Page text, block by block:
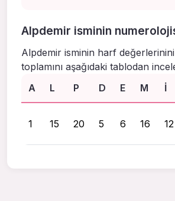
Alpdemir isminin
Alpdemir isminin harf
toplamını aşağıdaki tablodan
A
L P D E M I
1 15 20 5 6 16 12